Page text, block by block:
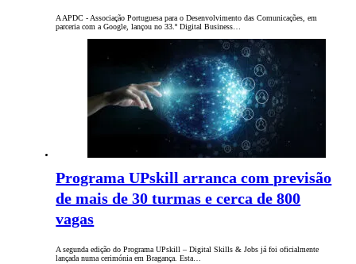
A APDC - Associação Portuguesa para o Desenvolvimento das Comunicações, em
parceria com a Google, lançou no 33.º Digital Business…
Programa UPskill arranca com previsão
de mais de 30 turmas e cerca de 800
vagas
A segunda edição do Programa UPskill – Digital Skills & Jobs já foi oficialmente
lançada numa cerimónia em Bragança. Esta…